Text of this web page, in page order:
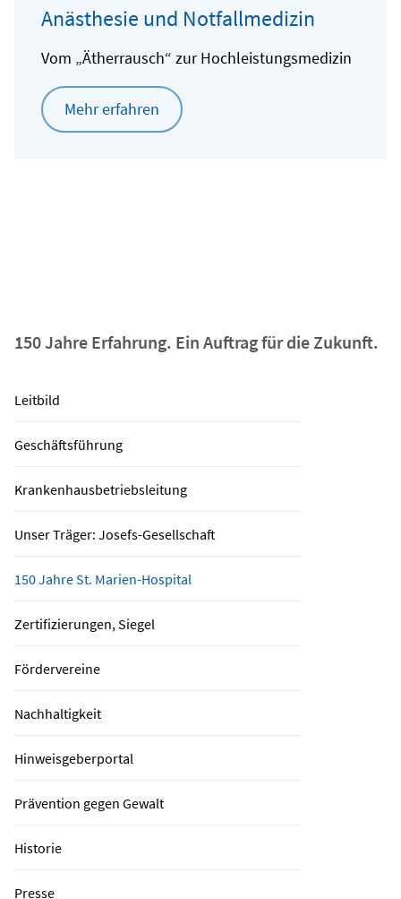
Leitbild
Geschäftsführung
Krankenhausbetriebsleitung
Unser Träger: Josefs-Gesellschaft
150 Jahre St. Marien-Hospital
Zertifizierungen, Siegel
Fördervereine
Nachhaltigkeit
Hinweisgeberportal
Prävention gegen Gewalt
Historie
Presse
Anästhesie und Notfallmedizin
Vom „Ätherrausch“ zur Hochleistungsmedizin
Mehr erfahren
150 Jahre Erfahrung. Ein Auftrag für die Zukunft.